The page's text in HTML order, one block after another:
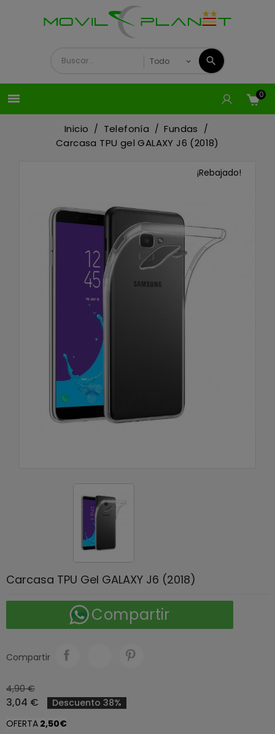
 0
Inicio Telefonía
Fundas
Carcasa TPU gel GALAXY J6 (2018)
¡Rebajado!
Carcasa TPU Gel GALAXY J6 (2018)
Compartir
Compartir
4,90 €
3,04 €
Descuento 38%
OFERTA 2,50€